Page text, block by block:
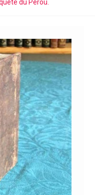
du Pérou.